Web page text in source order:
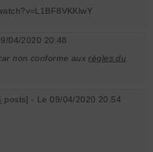
04/2020 20:48
non conforme aux règles du
posts] - Le 09/04/2020 20:54